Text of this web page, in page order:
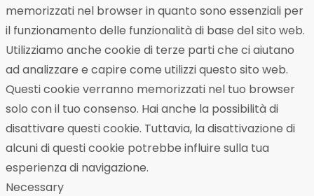
memorizzati nel browser in quanto sono essenziali per
il funzionamento delle funzionalità di base del sito web.
Utilizziamo anche cookie di terze parti che ci aiutano
ad analizzare e capire come utilizzi questo sito web.
Questi cookie verranno memorizzati nel tuo browser
solo con il tuo consenso. Hai anche la possibilità di
disattivare questi cookie. Tuttavia, la disattivazione di
alcuni di questi cookie potrebbe influire sulla tua
esperienza di navigazione.
Necessary